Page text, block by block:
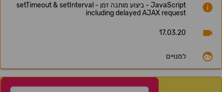
JavaScript - ביצוע מותנה זמן - setTimeout & setInterval
including delayed AJAX request
17.03.20
למנויים